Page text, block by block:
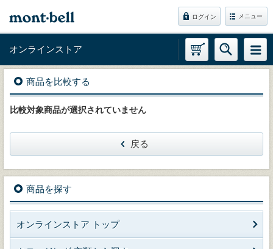
ログイン メニュー
オンラインストア
商品を比較する
比較対象商品が選択されていません
戻る
商品を探す
オンラインストア トップ